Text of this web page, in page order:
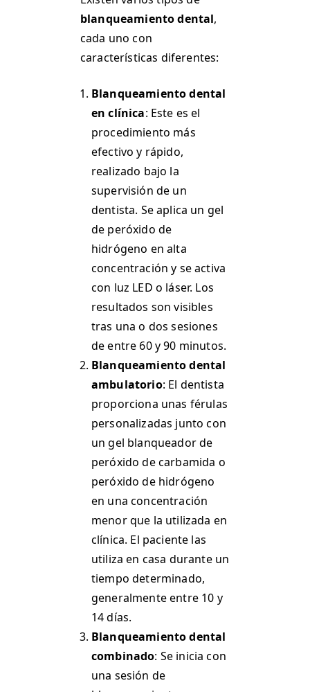
blanqueamiento dental,
cada uno con
características diferentes:
Blanqueamiento dental
en clínica: Este es el
procedimiento más
efectivo y rápido,
realizado bajo la
supervisión de un
dentista. Se aplica un gel
de peróxido de
hidrógeno en alta
concentración y se activa
con luz LED o láser. Los
resultados son visibles
tras una o dos sesiones
de entre 60 y 90 minutos.
Blanqueamiento dental
ambulatorio: El dentista
proporciona unas férulas
personalizadas junto con
un gel blanqueador de
peróxido de carbamida o
peróxido de hidrógeno
en una concentración
menor que la utilizada en
clínica. El paciente las
utiliza en casa durante un
tiempo determinado,
generalmente entre 10 y
14 días.
Blanqueamiento dental
combinado: Se inicia con
una sesión de